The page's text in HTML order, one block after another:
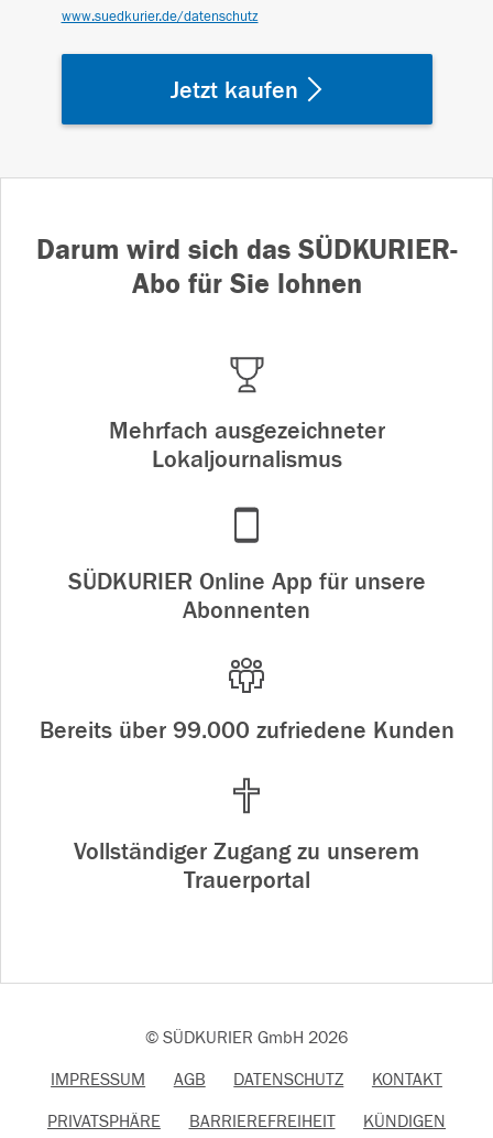
www.suedkurier.de/datenschutz
Jetzt kaufen
Darum wird sich das SÜDKURIER-
Abo für Sie lohnen
Mehrfach ausgezeichneter
Lokaljournalismus
SÜDKURIER Online App für unsere
Abonnenten
Bereits über 99.000 zufriedene Kunden
Vollständiger Zugang zu unserem
Trauerportal
© SÜDKURIER GmbH 2026
IMPRESSUM AGB DATENSCHUTZ KONTAKT
PRIVATSPHÄRE BARRIEREFREIHEIT KÜNDIGEN